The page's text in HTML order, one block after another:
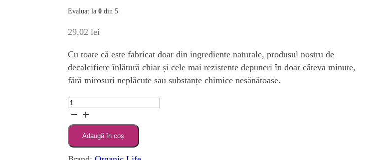
Evaluat la 0din 5
29,02 lei
Cu toate că este fabricat doar din ingrediente naturale, produsul nostru de
decalcifiere înlătură chiar și cele mai rezistente depuneri în doar câteva minute,
fără mirosuri neplăcute sau substanțe chimice nesănătoase.
Cantitate
Lichid
pentru
îndepărtarea
Adaugă în coș